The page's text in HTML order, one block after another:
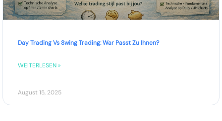
Day Trading Vs Swing Trading: War Passt Zu Ihnen?
WEITERLESEN »
August 15, 2025